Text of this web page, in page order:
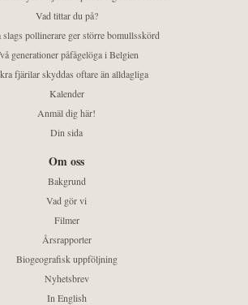
Vad tittar du på?
slags pollinerare ger större bomullsskörd
generationer påfågelöga i Belgien
fjärilar skyddas oftare än alldagliga
Kalender
Anmäl dig här!
Din sida
Om oss
Bakgrund
Vad gör vi
Filmer
Årsrapporter
Biogeografisk uppföljning
Nyhetsbrev
In English